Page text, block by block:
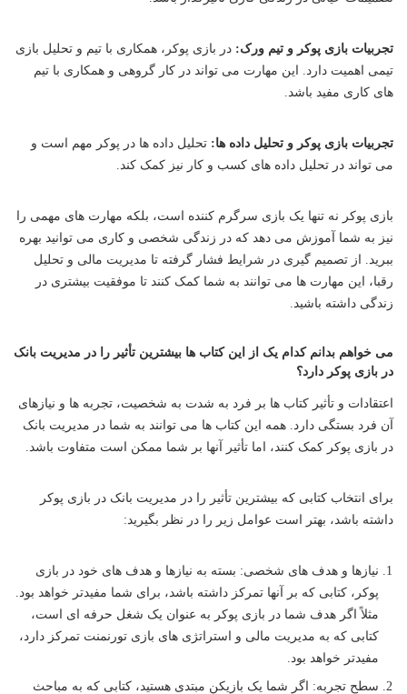
تجربیات بازی پوکر و تیم ورک: در بازی پوکر، همکاری با تیم و تحلیل بازی
تیمی اهمیت دارد. این مهارت می تواند در کار گروهی و همکاری با تیم
های کاری مفید باشد.
تجربیات بازی پوکر و تحلیل داده ها: تحلیل داده ها در پوکر مهم است و
می تواند در تحلیل داده های کسب و کار نیز کمک کند.
بازی پوکر نه تنها یک بازی سرگرم کننده است، بلکه مهارت های مهمی را
نیز به شما آموزش می دهد که در زندگی شخصی و کاری می توانید بهره
ببرید. از تصمیم گیری در شرایط فشار گرفته تا مدیریت مالی و تحلیل
رقبا، این مهارت ها می توانند به شما کمک کنند تا موفقیت بیشتری در
زندگی داشته باشید.
می خواهم بدانم کدام یک از این کتاب ها بیشترین تأثیر را در مدیریت بانک
در بازی پوکر دارد؟
اعتقادات و تأثیر کتاب ها بر فرد به شدت به شخصیت، تجربه ها و نیازهای
آن فرد بستگی دارد. همه این کتاب ها می توانند به شما در مدیریت بانک
در بازی پوکر کمک کنند، اما تأثیر آنها بر شما ممکن است متفاوت باشد.
برای انتخاب کتابی که بیشترین تأثیر را در مدیریت بانک در بازی پوکر
داشته باشد، بهتر است عوامل زیر را در نظر بگیرید:
نیازها و هدف های شخصی: بسته به نیازها و هدف های خود در بازی
پوکر، کتابی که بر آنها تمرکز داشته باشد، برای شما مفیدتر خواهد بود.
مثلاً اگر هدف شما در بازی پوکر به عنوان یک شغل حرفه ای است،
کتابی که به مدیریت مالی و استراتژی های بازی تورنمنت تمرکز دارد،
مفیدتر خواهد بود.
سطح تجربه: اگر شما یک بازیکن مبتدی هستید، کتابی که به مباحث